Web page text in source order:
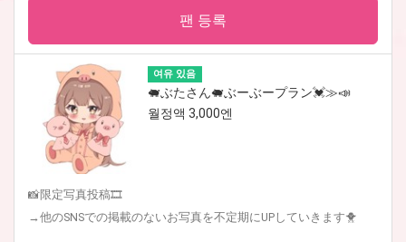
팬 등록
여유 있음
🐖ぶたさん🐖ぶーぶープラン💓≫📣
월정액 3,000엔
📸限定写真投稿🎞
→他のSNSでの掲載のないお写真を不定期にUPしていきます🐥